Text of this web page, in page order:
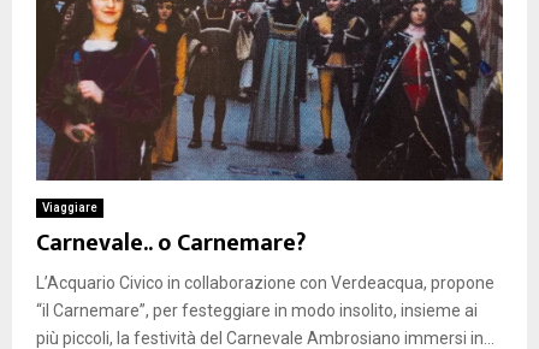
Viaggiare
Carnevale.. o Carnemare?
L’Acquario Civico in collaborazione con Verdeacqua, propone
“il Carnemare”, per festeggiare in modo insolito, insieme ai
più piccoli, la festività del Carnevale Ambrosiano immersi in...